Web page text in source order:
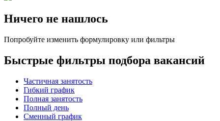
Ничего не нашлось
Попробуйте изменить формулировку или фильтры
Быстрые фильтры подбора вакансий
Частичная занятость
Гибкий график
Полная занятость
Полный день
Сменный график